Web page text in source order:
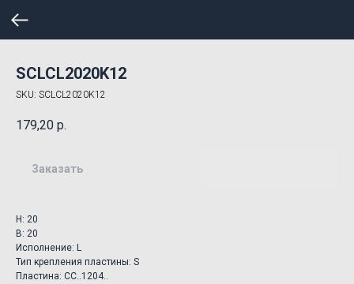
SCLCL2020K12
SKU: SCLCL2020K12
179,20 р.
Заказать
H: 20
B: 20
Исполнение: L
Тип крепления пластины: S
Пластина: CC..1204..